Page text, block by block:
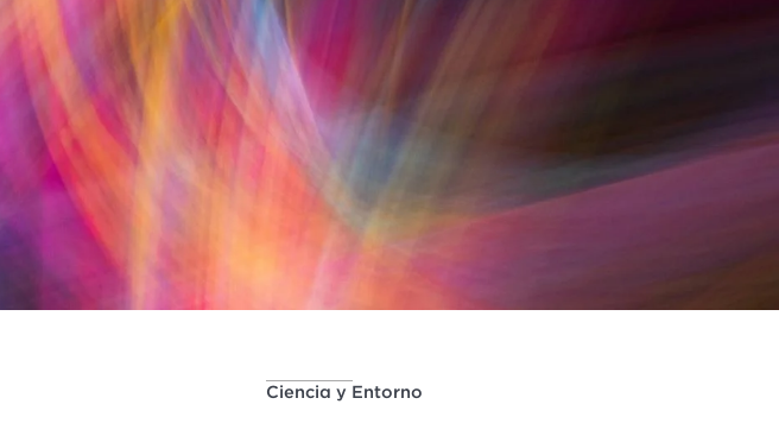
Ciencia y Entorno